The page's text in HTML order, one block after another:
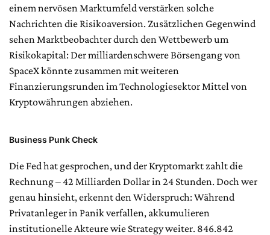
einem nervösen Marktumfeld verstärken solche
Nachrichten die Risikoaversion. Zusätzlichen Gegenwind
sehen Marktbeobachter durch den Wettbewerb um
Risikokapital: Der milliardenschwere Börsengang von
SpaceX könnte zusammen mit weiteren
Finanzierungsrunden im Technologiesektor Mittel von
Kryptowährungen abziehen.
Business Punk Check
Die Fed hat gesprochen, und der Kryptomarkt zahlt die
Rechnung – 42 Milliarden Dollar in 24 Stunden. Doch wer
genau hinsieht, erkennt den Widerspruch: Während
Privatanleger in Panik verfallen, akkumulieren
institutionelle Akteure wie Strategy weiter. 846.842